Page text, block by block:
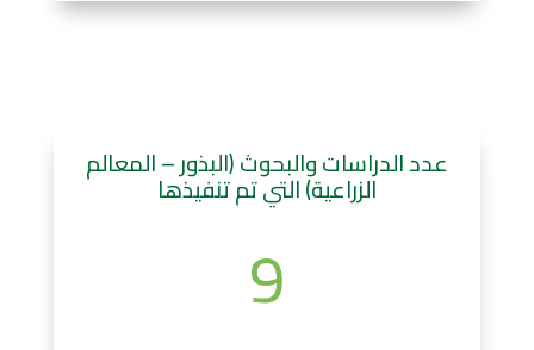
عدد الدراسات والبحوث (البذور – المعالم
الزراعية) التي تم تنفيذها
9